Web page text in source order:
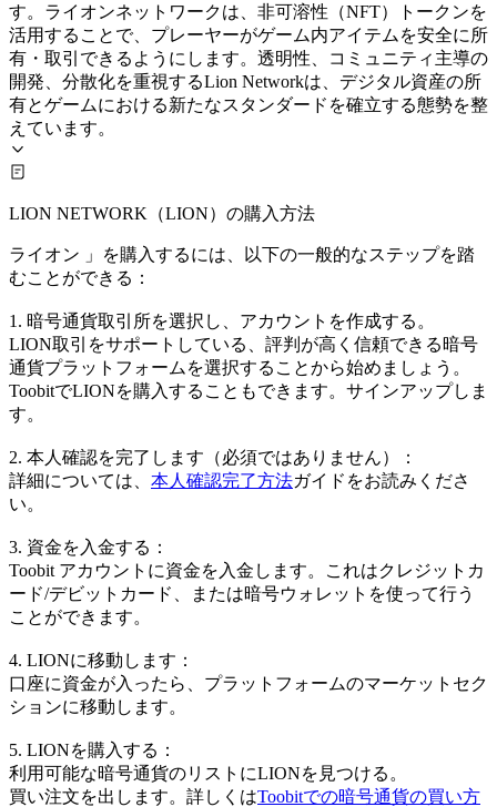
す。ライオンネットワークは、非可溶性（NFT）トークンを
活用することで、プレーヤーがゲーム内アイテムを安全に所
有・取引できるようにします。透明性、コミュニティ主導の
開発、分散化を重視するLion Networkは、デジタル資産の所
有とゲームにおける新たなスタンダードを確立する態勢を整
えています。
LION NETWORK（LION）の購入方法
ライオン 」を購入するには、以下の一般的なステップを踏
むことができる：
1. 暗号通貨取引所を選択し、アカウントを作成する。
LION取引をサポートしている、評判が高く信頼できる暗号
通貨プラットフォームを選択することから始めましょう。
ToobitでLIONを購入することもできます。サインアップしま
す。
2. 本人確認を完了します（必須ではありません）：
詳細については、 本人確認完了方法ガイドをお読みくださ
い。
3. 資金を入金する：
Toobit アカウントに資金を入金します。これはクレジットカ
ード/デビットカード、または暗号ウォレットを使って行う
ことができます。
4. LIONに移動します：
口座に資金が入ったら、プラットフォームのマーケットセク
ションに移動します。
5. LIONを購入する：
利用可能な暗号通貨のリストにLIONを見つける。
買い注文を出します。詳しくはToobitでの暗号通貨の買い方